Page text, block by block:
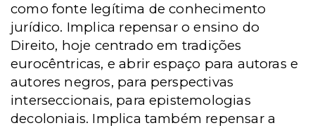
como fonte legítima de conhecimento
jurídico. Implica repensar o ensino do
Direito, hoje centrado em tradições
eurocêntricas, e abrir espaço para autoras e
autores negros, para perspectivas
interseccionais, para epistemologias
decoloniais. Implica também repensar a